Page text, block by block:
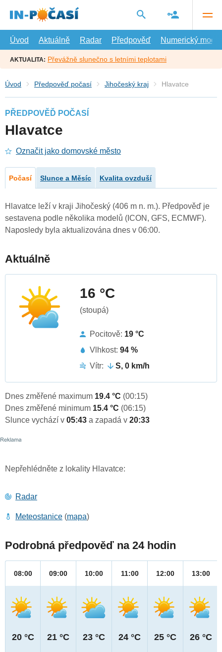
hlavní
Úvod
Aktuálně Radar Předpověď Numerický model
AKTUALITA: Převážně slunečno s letními teplotami
Úvod Předpověď počasí Jihočeský kraj Hlavatce
PŘEDPOVĚĎ POČASÍ
Hlavatce
Označit jako domovské město
Počasí Slunce a Měsíc Kvalita ovzduší
Hlavatce leží v kraji Jihočeský (406 m n. m.). Předpověď je
sestavena podle několika modelů (ICON, GFS, ECMWF).
Naposledy byla aktualizována dnes v 06:00.
Aktuálně
16 °C
(stoupá)
Pocitově: 19 °C
Vlhkost: 94 %
Vítr:
S, 0 km/h
Dnes změřené maximum 19.4 °C (00:15)
Dnes změřené minimum 15.4 °C (06:15)
Slunce vychází v 05:43 a zapadá v 20:33
Nepřehlédněte z lokality Hlavatce:
Radar
Meteostanice (mapa)
Podrobná předpověď na 24 hodin
08:00
20 °C
09:00
21 °C
10:00
23 °C
11:00
24 °C
12:00
25 °C
13:00
26 °C